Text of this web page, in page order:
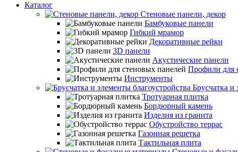
Каталог
Стеновые панели, декор
Бамбуковые панели
Гибкий мрамор
Декоративные рейки
3D панели
Акустические панели
Профили для
Инструменты
Брусчатка и
Тротуарная плитка
Бордюрный камень
Изделия из гранита
Обустройство террас
Газонная решетка
Тактильная плита